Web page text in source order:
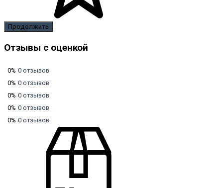
Продолжить
Отзывы с оценкой
0% 0 отзывов
0% 0 отзывов
0% 0 отзывов
0% 0 отзывов
0% 0 отзывов